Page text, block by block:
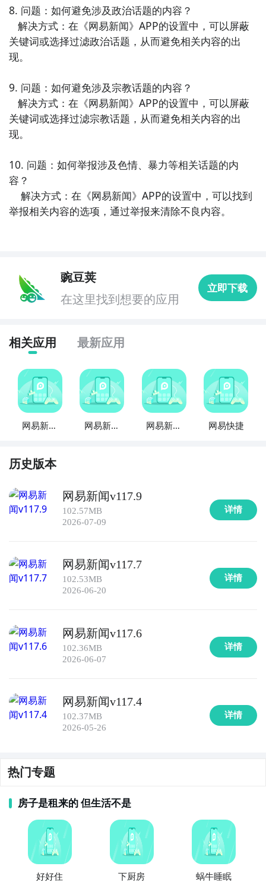
8. 问题：如何避免涉及政治话题的内容？
关键词或选择过滤政治话题，从而避免相关内容的出
现。
9. 问题：如何避免涉及宗教话题的内容？
关键词或选择过滤宗教话题，从而避免相关内容的出
现。
10. 问题：如何举报涉及色情、暴力等相关话题的内
容？
举报相关内容的选项，通过举报来清除不良内容。
豌豆荚
在这里找到想要的应用
立即下载
相关应用 最新应用
网易新闻
网易新闻
网易新闻
网易快捷
历史版本
网易新闻v117.9
102.57MB
2026-07-09
详情
网易新闻v117.7
102.53MB
2026-06-20
详情
网易新闻v117.6
102.36MB
2026-06-07
详情
网易新闻v117.4
102.37MB
2026-05-26
详情
热门专题
房子是租来的 但生活不是
好好住 下厨房 蜗牛睡眠